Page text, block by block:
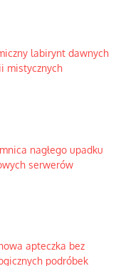
labirynt dawnych
mistycznych
nagłego upadku
serwerów
apteczka bez
podróbek